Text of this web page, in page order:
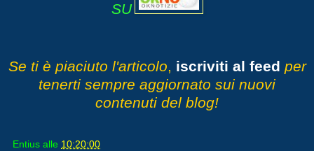
SU
Se ti è piaciuto l'articolo, iscriviti al feed per
tenerti sempre aggiornato sui nuovi
contenuti del blog!
Entius alle 10:20:00